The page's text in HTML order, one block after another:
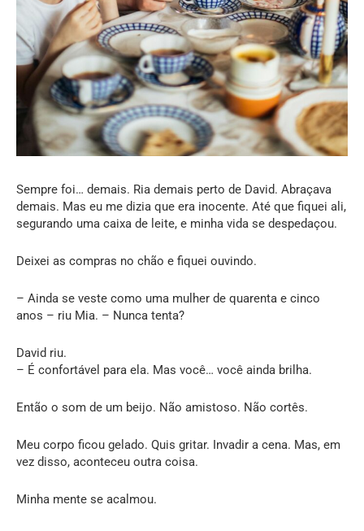
Sempre foi… demais. Ria demais perto de David. Abraçava
demais. Mas eu me dizia que era inocente. Até que fiquei ali,
segurando uma caixa de leite, e minha vida se despedaçou.
Deixei as compras no chão e fiquei ouvindo.
– Ainda se veste como uma mulher de quarenta e cinco
anos – riu Mia. – Nunca tenta?
David riu.
– É confortável para ela. Mas você… você ainda brilha.
Então o som de um beijo. Não amistoso. Não cortês.
Meu corpo ficou gelado. Quis gritar. Invadir a cena. Mas, em
vez disso, aconteceu outra coisa.
Minha mente se acalmou.